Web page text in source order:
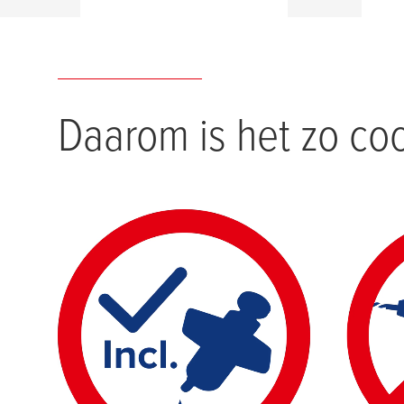
Daarom is het zo